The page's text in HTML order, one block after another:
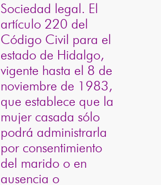
Sociedad legal. El
artículo 220 del
Código Civil para el
estado de Hidalgo,
vigente hasta el 8 de
noviembre de 1983,
que establece que la
mujer casada sólo
podrá administrarla
por consentimiento
del marido o en
ausencia o